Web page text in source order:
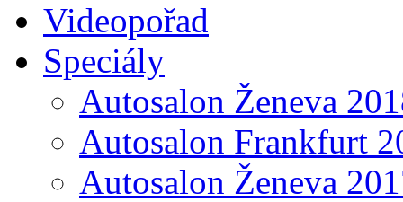
Videopořad
Speciály
Autosalon Ženeva
Autosalon Frankfurt
Autosalon Ženeva